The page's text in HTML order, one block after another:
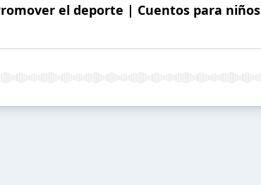
el deporte | Cuentos para niños